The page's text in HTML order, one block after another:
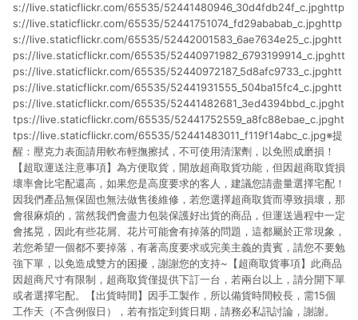
s://live.staticflickr.com/65535/52441480946_30d4fdb24f_c.jpghttp
s://live.staticflickr.com/65535/52441751074_fd29ababab_c.jpghttp
s://live.staticflickr.com/65535/52442001583_6ae7634e25_c.jpghtt
ps://live.staticflickr.com/65535/52440971982_6793199914_c.jpghtt
ps://live.staticflickr.com/65535/52440972187_5d8afc9733_c.jpghtt
ps://live.staticflickr.com/65535/52441931555_504ba15fc4_c.jpghtt
ps://live.staticflickr.com/65535/52441482681_3ed4394bbd_c.jpght
tps://live.staticflickr.com/65535/52441752559_a8fc88ebae_c.jpght
tps://live.staticflickr.com/65535/52441483011_f119f14abc_c.jpg※提
醒：壓克力表面請用軟布輕撫擦拭，不可使用清潔劑，以免照成磨損！
【超取運送注意事項】為方便取貨，開放超商取貨功能，但因超商取貨損
壞率會比宅配還高，如果您是高度要求的客人，建議您請盡量選擇宅配！
因我們產品無保固也無法做售後維修，若您選擇超商取貨而導致損壞，那
會很麻煩的，當然我們會盡力包裝保護好出貨的商品，但運送過程中一定
會搖晃，因此有些花屑、花片可能會有掉落的問題，這都屬於正常現象，
若您希望一個都不要掉落，有著高度要求或完美主義的貴賓，請您不要勉
強下單，以免造成雙方的困擾，謝謝您的支持~【超商取貨事項】此商品
因超商尺寸有限制，超商取貨僅提供下訂一台，若兩台以上，請分開下單
或者選擇宅配。【出貨時間】因手工製作，所以備貨時間較長，需15個
工作天（不含例假日），若有指定到貨日期，請務必私訊討論，謝謝。